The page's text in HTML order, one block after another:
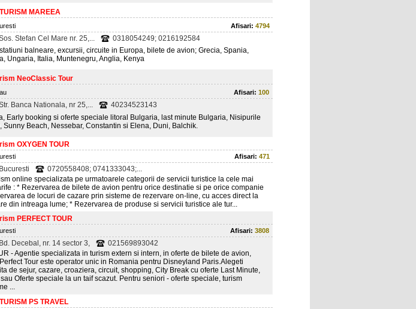
MAREEA
Afisari: 4794
Stefan Cel Mare nr. 25,...
0318054249; 0216192584
balneare, excursii, circuite in Europa, bilete de avion; Grecia, Spania,
Ungaria, Italia, Muntenegru, Anglia, Kenya
NeoClassic Tour
Afisari: 100
Banca Nationala, nr 25,...
40234523143
Early booking si oferte speciale litoral Bulgaria, last minute Bulgaria, Nisipurile
Sunny Beach, Nessebar, Constantin si Elena, Duni, Balchik.
OXYGEN TOUR
Afisari: 471
Bucuresti
0720558408; 0741333043;...
online specializata pe urmatoarele categorii de servicii turistice la cele mai
: * Rezervarea de bilete de avion pentru orice destinatie si pe orice companie
de locuri de cazare prin sisteme de rezervare on-line, cu acces direct la
din intreaga lume; * Rezervarea de produse si servicii turistice ale tur...
PERFECT TOUR
Afisari: 3808
Bd. Decebal, nr. 14 sector 3,
021569893042
- Agentie specializata in turism extern si intern, in oferte de bilete de avion,
Tour este operator unic in Romania pentru Disneyland Paris.Alegeti
de sejur, cazare, croaziera, circuit, shopping, City Break cu oferte Last Minute,
Oferte speciale la un taif scazut. Pentru seniori - oferte speciale, turism
...
PS TRAVEL